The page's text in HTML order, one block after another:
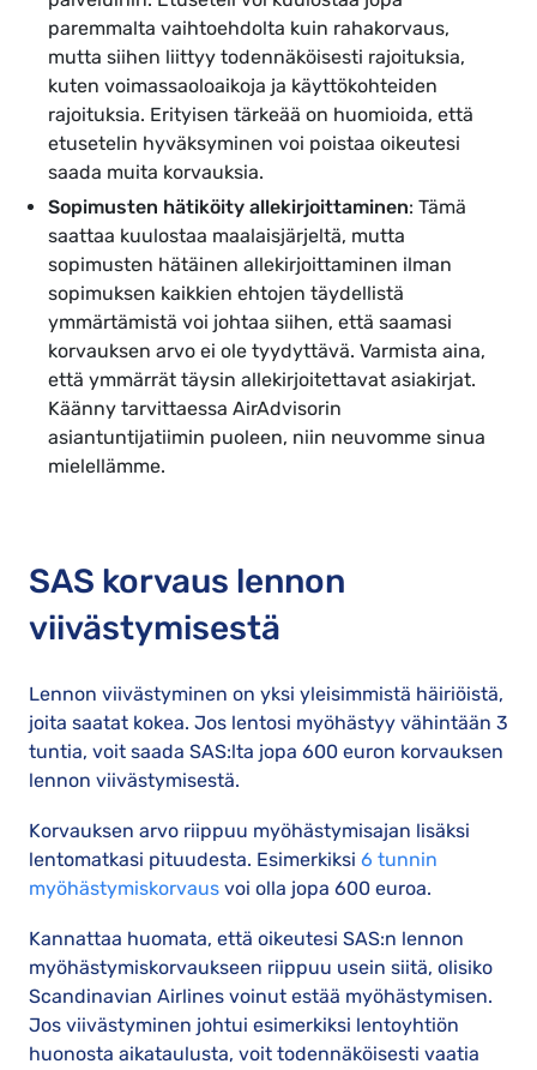
paremmalta vaihtoehdolta kuin rahakorvaus,
mutta siihen liittyy todennäköisesti rajoituksia,
kuten voimassaoloaikoja ja käyttökohteiden
rajoituksia. Erityisen tärkeää on huomioida, että
etusetelin hyväksyminen voi poistaa oikeutesi
saada muita korvauksia.
Sopimusten hätiköity allekirjoittaminen: Tämä
saattaa kuulostaa maalaisjärjeltä, mutta
sopimusten hätäinen allekirjoittaminen ilman
sopimuksen kaikkien ehtojen täydellistä
ymmärtämistä voi johtaa siihen, että saamasi
korvauksen arvo ei ole tyydyttävä. Varmista aina,
että ymmärrät täysin allekirjoitettavat asiakirjat.
Käänny tarvittaessa AirAdvisorin
asiantuntijatiimin puoleen, niin neuvomme sinua
mielellämme.
SAS korvaus lennon
viivästymisestä
Lennon viivästyminen on yksi yleisimmistä häiriöistä,
joita saatat kokea. Jos lentosi myöhästyy vähintään 3
tuntia, voit saada SAS:lta jopa 600 euron korvauksen
lennon viivästymisestä.
Korvauksen arvo riippuu myöhästymisajan lisäksi
lentomatkasi pituudesta. Esimerkiksi 6 tunnin
myöhästymiskorvaus voi olla jopa 600 euroa.
Kannattaa huomata, että oikeutesi SAS:n lennon
myöhästymiskorvaukseen riippuu usein siitä, olisiko
Scandinavian Airlines voinut estää myöhästymisen.
Jos viivästyminen johtui esimerkiksi lentoyhtiön
huonosta aikataulusta, voit todennäköisesti vaatia